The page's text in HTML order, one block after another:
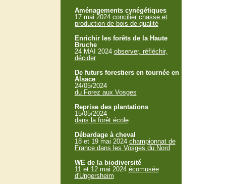
Aménagements cynégétiques
17 mai 2024 concilier chasse et
production de bois de qualité
Enrichir les forêts de la Haute
Bruche
24 MAI 2024 observer, réfléchir,
décider
De futurs forestiers en tournée en
Alsace
24/05/2024
du Forez aux Vosges
Reprise des plantations
15/05/2024
dans la forêt école
Débardage à cheval
18 et 19 mai 2024 championnat de
France dans les Vosges du Nord
WE de la biodiversité
11 et 12 mai 2024 écomusée
d'Ungersheim